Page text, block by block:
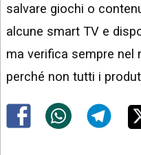
salvare giochi o
alcune smart TV e
ma verifica sempre nel
perché non tutti i